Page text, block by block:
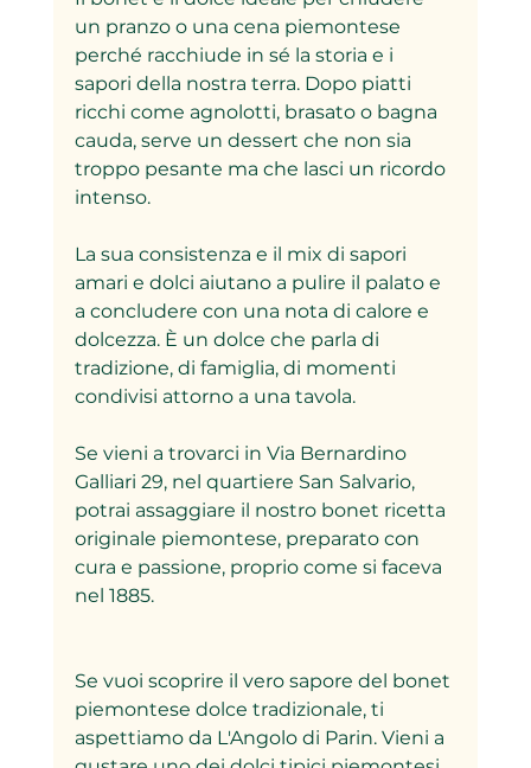
un pranzo o una cena piemontese
perché racchiude in sé la storia e i
sapori della nostra terra. Dopo piatti
ricchi come agnolotti, brasato o bagna
cauda, serve un dessert che non sia
troppo pesante ma che lasci un ricordo
intenso.
La sua consistenza e il mix di sapori
amari e dolci aiutano a pulire il palato e
a concludere con una nota di calore e
dolcezza. È un dolce che parla di
tradizione, di famiglia, di momenti
condivisi attorno a una tavola.
Se vieni a trovarci in Via Bernardino
Galliari 29, nel quartiere San Salvario,
potrai assaggiare il nostro bonet ricetta
originale piemontese, preparato con
cura e passione, proprio come si faceva
nel 1885.
Se vuoi scoprire il vero sapore del bonet
piemontese dolce tradizionale, ti
aspettiamo da L'Angolo di Parin. Vieni a